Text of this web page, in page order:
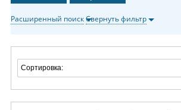
Расширенный поискСвернуть фильтр
Сортировка: